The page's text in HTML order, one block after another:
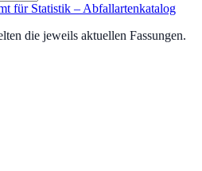
für Statistik – Abfallartenkatalog
die jeweils aktuellen Fassungen.